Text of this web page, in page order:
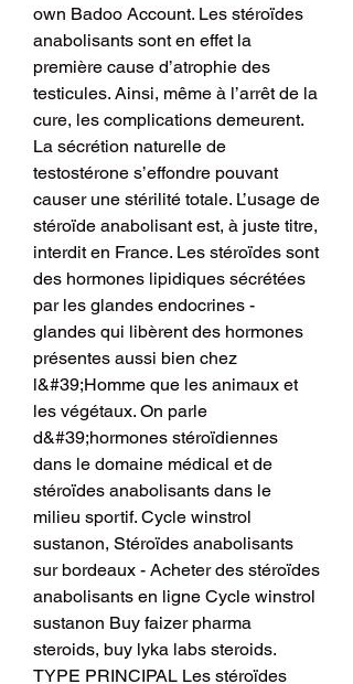
own Badoo Account. Les stéroïdes
anabolisants sont en effet la
première cause d’atrophie des
testicules. Ainsi, même à l’arrêt de la
cure, les complications demeurent.
La sécrétion naturelle de
testostérone s’effondre pouvant
causer une stérilité totale. L’usage de
stéroïde anabolisant est, à juste titre,
interdit en France. Les stéroïdes sont
des hormones lipidiques sécrétées
par les glandes endocrines -
glandes qui libèrent des hormones
présentes aussi bien chez
l&#39;Homme que les animaux et
les végétaux. On parle
d&#39;hormones stéroïdiennes
dans le domaine médical et de
stéroïdes anabolisants dans le
milieu sportif. Cycle winstrol
sustanon, Stéroïdes anabolisants
sur bordeaux - Acheter des stéroïdes
anabolisants en ligne Cycle winstrol
sustanon Buy faizer pharma
steroids, buy lyka labs steroids.
TYPE PRINCIPAL Les stéroïdes